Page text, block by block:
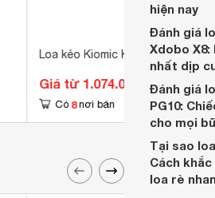
Loa kéo Kiomic K89
Giá từ 1.074.000 đ
Có 8 nơi bán
hiện nay
Đánh giá
Xdobo X8:
nhất dịp
Đánh giá
PG10:
cho mọi
Tại sao
Cách
loa rè